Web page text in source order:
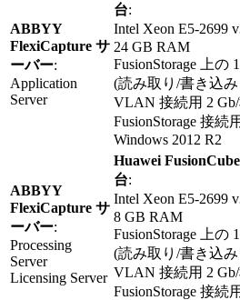
ABBYY
FlexiCapture サ
ーバー:
Application
Server
台:
Intel Xeon E5-2699
24 GB RAM
FusionStorage 上の
(読み取り/書き込
VLAN 接続用 2
FusionStorage 接続
Windows 2012 R2
ABBYY
FlexiCapture サ
ーバー:
Processing
Server
Licensing Server
Huawei
台:
Intel Xeon E5-2699
8 GB RAM
FusionStorage 上の
(読み取り/書き込
VLAN 接続用 2
FusionStorage 接続